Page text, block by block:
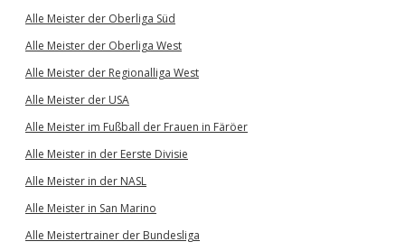
Alle Meister der Oberliga Süd
Alle Meister der Oberliga West
Alle Meister der Regionalliga West
Alle Meister der USA
Alle Meister im Fußball der Frauen in Färöer
Alle Meister in der Eerste Divisie
Alle Meister in der NASL
Alle Meister in San Marino
Alle Meistertrainer der Bundesliga